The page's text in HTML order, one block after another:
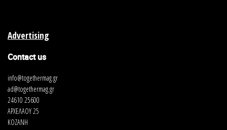
Advertising
Contact us
info@togethermag.gr
ad@togethermag.gr
24610 25600
ΑΡΧΕΛΑΟΥ 25
ΚΟΖΑΝΗ